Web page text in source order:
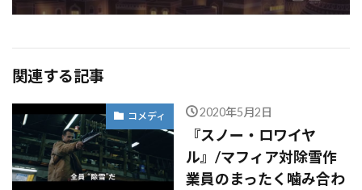
関連する記事
コメディ 2020年5月2日
『スノー・ロワイヤ
ル』/マフィア対除雪作
業員のまったく噛み合わ